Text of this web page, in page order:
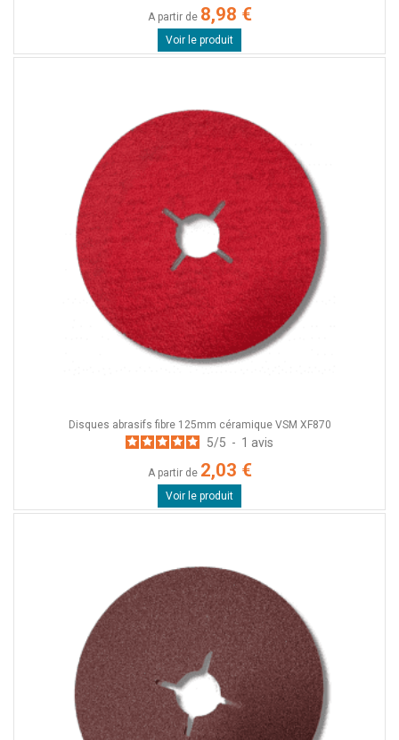
A partir de 8,98 €
Voir le produit
Disques abrasifs fibre 125mm céramique VSM XF870
5/5 - 1 avis
A partir de 2,03 €
Voir le produit